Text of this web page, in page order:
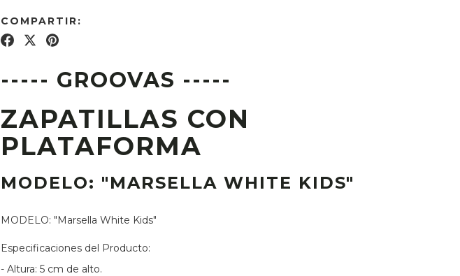
COMPARTIR:
----- GROOVAS -----
ZAPATILLAS CON
PLATAFORMA
MODELO: "MARSELLA WHITE KIDS"
MODELO: "Marsella White Kids"
Especificaciones del Producto:
- Altura: 5 cm de alto.